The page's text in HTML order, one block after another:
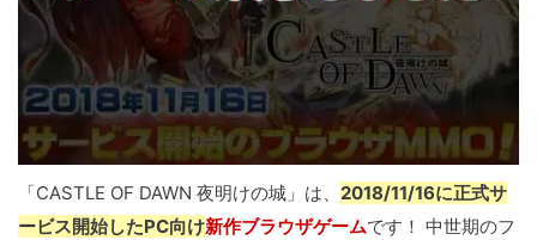
「CASTLE OF DAWN 夜明けの城」は、 2018/11/16に正式サ
ービス開始したPC向け新作ブラウザゲームです！ 中世期のフ